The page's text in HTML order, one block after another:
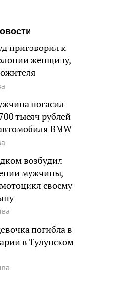
приговорил к
женщину,
погасил
тысяч рублей
BMW
возбудил
мужчины,
своему
погибла в
в Тулунском